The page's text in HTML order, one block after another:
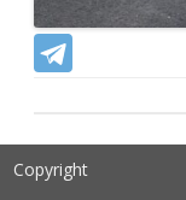
Copyright